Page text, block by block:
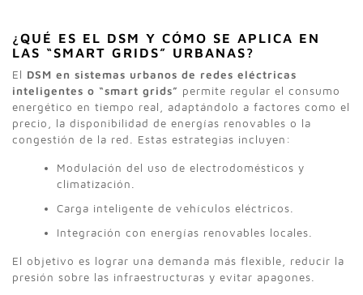
¿QUÉ ES EL DSM Y CÓMO SE APLICA EN
LAS “SMART GRIDS” URBANAS?
El DSM en sistemas urbanos de redes eléctricas
inteligentes o “smart grids” permite regular el consumo
energético en tiempo real, adaptándolo a factores como el
precio, la disponibilidad de energías renovables o la
congestión de la red. Estas estrategias incluyen:
Modulación del uso de electrodomésticos y
climatización.
Carga inteligente de vehículos eléctricos.
Integración con energías renovables locales.
El objetivo es lograr una demanda más flexible, reducir la
presión sobre las infraestructuras y evitar apagones.